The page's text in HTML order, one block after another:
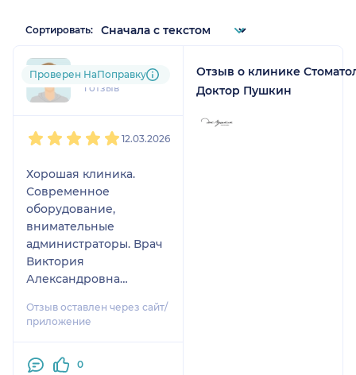
Сортировать:
mak....@....ru
1 отзыв
Проверен НаПоправку
12.03.2026
Хорошая клиника.
Современное
оборудование,
внимательные
администраторы. Врач
Виктория
Александровна
аккуратно и
качественно, подробно
навязывали лишних
Отзыв оставлен через сайт/
приложение
0
Отзыв о клинике
Доктор Пушкин